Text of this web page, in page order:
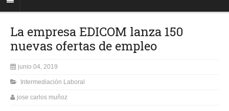
La empresa EDICOM lanza 150
nuevas ofertas de empleo
junio 04, 2019
Intermediación Laboral
jose carlos muñoz